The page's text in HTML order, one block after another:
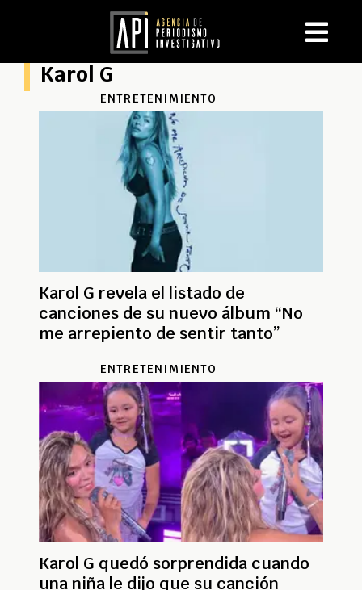
Karol G
ENTRETENIMIENTO
Karol G revela el listado de
canciones de su nuevo álbum “No
me arrepiento de sentir tanto”
ENTRETENIMIENTO
Karol G quedó sorprendida cuando
una niña le dijo que su canción